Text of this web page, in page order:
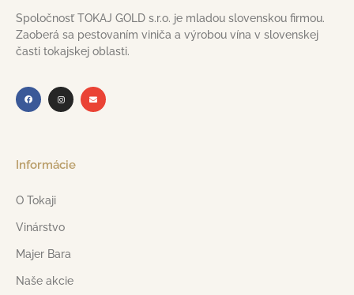
Spoločnosť TOKAJ GOLD s.r.o. je mladou slovenskou firmou.
Zaoberá sa pestovaním viniča a výrobou vína v slovenskej
časti tokajskej oblasti.
Informácie
O Tokaji
Vinárstvo
Majer Bara
Naše akcie